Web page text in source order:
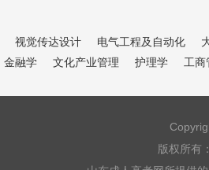
视觉传达设计 电气工程及自动化
金融学 文化产业管理 护理学 工商
版权所有